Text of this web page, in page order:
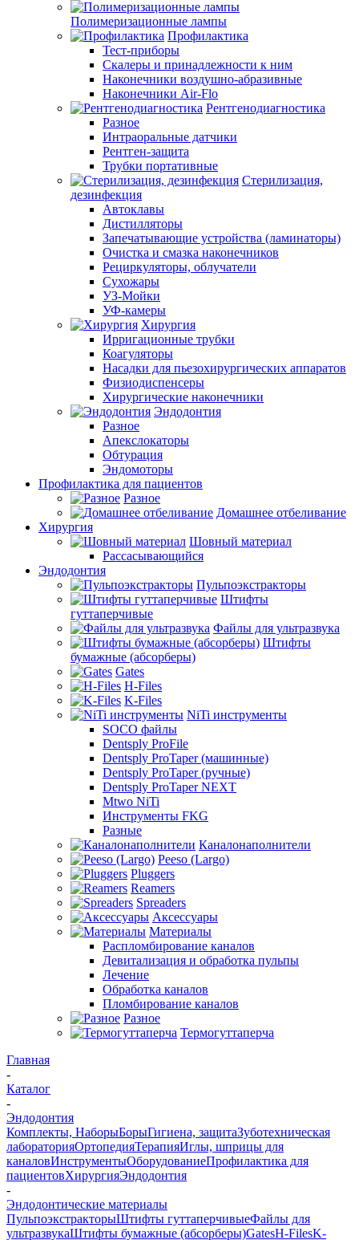
Полимеризационные лампы
Профилактика
Тест-приборы
Скалеры и принадлежности к ним
Наконечники воздушно-абразивные
Наконечники Air-Flo
Рентгенодиагностика
Разное
Интраоральные датчики
Рентген-защита
Трубки портативные
Стерилизация,
дезинфекция
Автоклавы
Дистилляторы
Запечатывающие устройства (ламинаторы)
Очистка и смазка наконечников
Рециркуляторы, облучатели
Сухожары
УЗ-Мойки
УФ-камеры
Хирургия
Ирригационные трубки
Коагуляторы
Насадки для пьезохирургических аппаратов
Физиодиспенсеры
Хирургические наконечники
Эндодонтия
Разное
Апекслокаторы
Обтурация
Эндомоторы
Профилактика для пациентов
Разное
Домашнее отбеливание
Хирургия
Шовный материал
Рассасывающийся
Эндодонтия
Пульпоэкстракторы
Штифты
гуттаперчивые
Файлы для ультразвука
Штифты
бумажные (абсорберы)
Gates
H-Files
K-Files
NiTi инструменты
SOCO файлы
Dentsply ProFile
Dentsply ProTaper (машинные)
Dentsply ProTaper (ручные)
Dentsply ProTaper NEXT
Mtwo NiTi
Инструменты FKG
Разные
Каналонаполнители
Peeso (Largo)
Pluggers
Reamers
Spreaders
Аксессуары
Материалы
Распломбирование каналов
Девитализация и обработка пульпы
Лечение
Обработка каналов
Пломбирование каналов
Разное
Термогуттаперча
Главная
-
Каталог
-
Эндодонтия
Комплекты, НаборыБорыГигиена, защитаЗуботехническая
лабораторияОртопедияТерапияИглы, шприцы для
каналовИнструментыОборудованиеПрофилактика для
пациентовХирургияЭндодонтия
-
Эндодонтические материалы
ПульпоэкстракторыШтифты гуттаперчивыеФайлы для
ультразвукаШтифты бумажные (абсорберы)GatesH-FilesK-